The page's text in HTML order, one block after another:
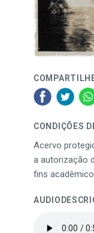
CONDIÇÕES
Acervo
a autorização
fins